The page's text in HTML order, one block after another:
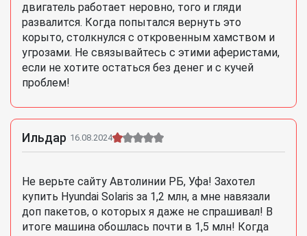
двигатель работает неровно, того и гляди
развалится. Когда попытался вернуть это
корыто, столкнулся с откровенным хамством и
угрозами. Не связывайтесь с этими аферистами,
если не хотите остаться без денег и с кучей
проблем!
Ильдар 16.08.2024
Не верьте сайту Автолинии РБ, Уфа! Захотел
купить Hyundai Solaris за 1,2 млн, а мне навязали
доп пакетов, о которых я даже не спрашивал! В
итоге машина обошлась почти в 1,5 млн! Когда